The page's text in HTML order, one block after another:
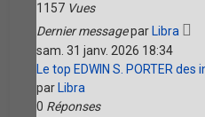
1157 Vues
Dernier messagepar Libra
sam. 31 janv. 2026 18:34
Le top EDWIN S. PORTER des
par Libra
0 Réponses